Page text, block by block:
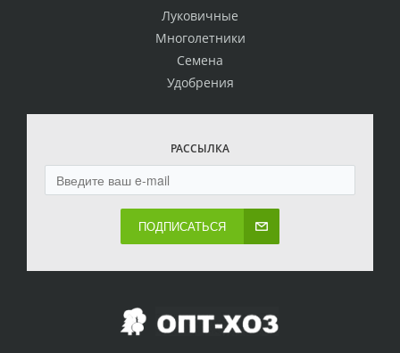
Луковичные
Многолетники
Семена
Удобрения
РАССЫЛКА
ПОДПИСАТЬСЯ